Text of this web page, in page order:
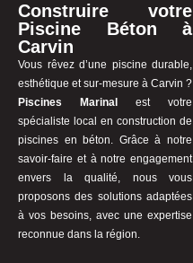
Construire votre
Piscine Béton à
Carvin
Vous rêvez d’une piscine durable,
esthétique et sur-mesure à Carvin ?
Piscines Marinal
est votre
spécialiste local en construction de
piscines en béton. Grâce à notre
savoir-faire et à notre engagement
envers la qualité, nous vous
proposons des solutions adaptées
à vos besoins, avec une expertise
reconnue dans la région.